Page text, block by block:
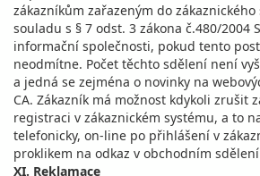
zákazníkům zařazeným do zákaznického
souladu s § 7 odst. 3 zákona č.480/2004
informační společnosti, pokud tento
neodmítne. Počet těchto sdělení není
a jedná se zejména o novinky na
CA. Zákazník má možnost kdykoli zrušit
registraci v zákaznickém systému, a to
telefonicky, on-line po přihlášení v
proklikem na odkaz v obchodním
XI. Reklamace